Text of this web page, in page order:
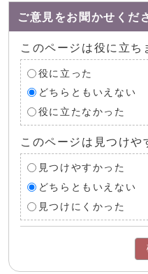
ご意見をお聞かせくだ
このページは役に立ち
役に立った
どちらともいえない
役に立たなかった
このページは見つけや
見つけやすかった
どちらともいえない
見つけにくかった